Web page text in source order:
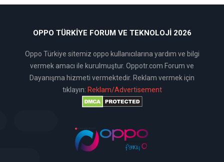
OPPO TÜRKIYE FORUM VE TEKNOLOJI 2026
Oppo Türkiye sitemiz oppo kullanıcılarına yardım ve bilgi
vermek amacı ile kurulmuştur. Oppotr.com Forum ve
Dayanışma hizmeti vermektedir. Reklam vermek için
tıklayın: Reklam/Advertisement